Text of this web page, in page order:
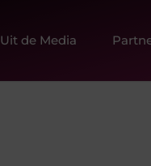
Uit de Media